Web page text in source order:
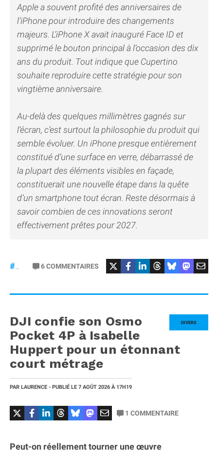
Apple a souvent profité des anniversaires de
l’iPhone pour introduire des changements
majeurs. L’iPhone X avait inauguré Face ID et
supprimé le bouton principal à l’occasion des dix
ans du produit. Tout indique que Cupertino
souhaite reproduire cette stratégie pour son
vingtième anniversaire.
Au-delà des quelques millimètres gagnés sur
l’écran, c’est surtout la philosophie du produit qui
semble évoluer. Un iPhone presque entièrement
constitué d’une surface en verre, débarrassé de
la plupart des éléments visibles en façade,
constituerait une nouvelle étape dans la quête
d’un smartphone tout écran. Reste désormais à
savoir combien de ces innovations seront
effectivement prêtes pour 2027.
6COMMENTAIRES
DIVERS
DJI confie son Osmo
Pocket 4P à Isabelle
Huppert pour un étonnant
court métrage
PAR LAURENCE - PUBLIÉ LE 7 AOÛT 2026 À 17H19
1 COMMENTAIRE
Peut-on réellement tourner une œuvre